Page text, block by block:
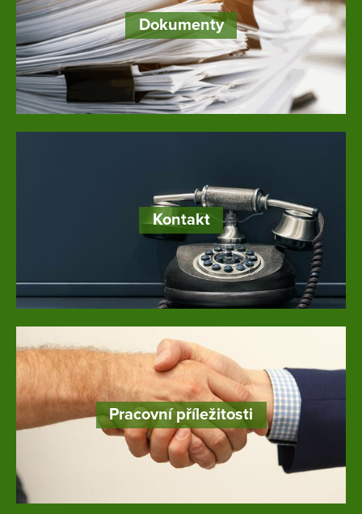
Dokumenty
Kontakt
Pracovní příležitosti